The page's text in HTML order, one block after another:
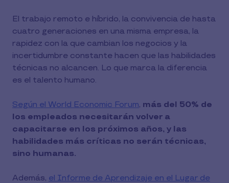
El trabajo remoto e híbrido, la convivencia de hasta
cuatro generaciones en una misma empresa, la
rapidez con la que cambian los negocios y la
incertidumbre constante hacen que las habilidades
técnicas no alcancen. Lo que marca la diferencia
es el talento humano.
Según el World Economic Forum, más del 50% de
los empleados necesitarán volver a
capacitarse en los próximos años, y las
habilidades más críticas no serán técnicas,
sino humanas.
Además, el Informe de Aprendizaje en el Lugar de